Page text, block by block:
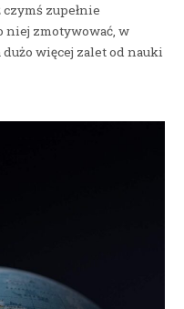
czymś zupełnie
niej zmotywować, w
więcej zalet od nauki